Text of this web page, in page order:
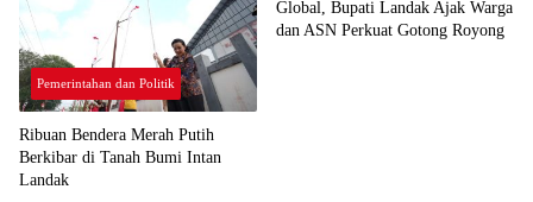
Pemerintahan dan Politik
Ribuan Bendera Merah Putih
Berkibar di Tanah Bumi Intan
Landak
Global, Bupati Landak Ajak Warga
dan ASN Perkuat Gotong Royong
Pemerintahan dan Politik